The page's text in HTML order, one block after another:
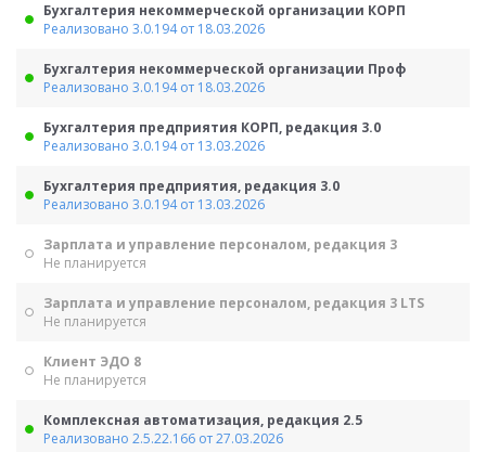
Бухгалтерия некоммерческой организации КОРП
Реализовано 3.0.194 от 18.03.2026
Бухгалтерия некоммерческой организации Проф
Реализовано 3.0.194 от 18.03.2026
Бухгалтерия предприятия КОРП, редакция 3.0
Реализовано 3.0.194 от 13.03.2026
Бухгалтерия предприятия, редакция 3.0
Реализовано 3.0.194 от 13.03.2026
Зарплата и управление персоналом, редакция 3
Не планируется
Зарплата и управление персоналом, редакция 3 LTS
Не планируется
Клиент ЭДО 8
Не планируется
Комплексная автоматизация, редакция 2.5
Реализовано 2.5.22.166 от 27.03.2026